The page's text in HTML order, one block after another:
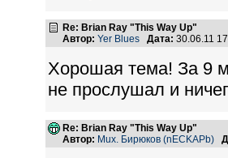
Re: Brian Ray "This Way Up"
Автор: Yer Blues Дата: 30.06.11
Хорошая тема! За 9
не прослушал и
Re: Brian Ray "This Way Up"
Автор: Mux. Бирюков (nECKAPb)